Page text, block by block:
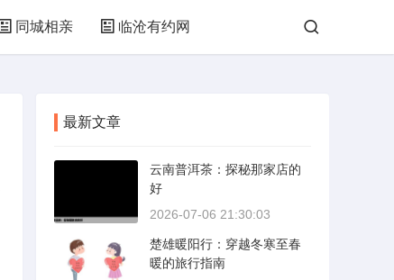
同城相亲 临沧有约网
最新文章
云南普洱茶：探秘那家店的
好
2026-07-06 21:30:03
楚雄暖阳行：穿越冬寒至春
暖的旅行指南